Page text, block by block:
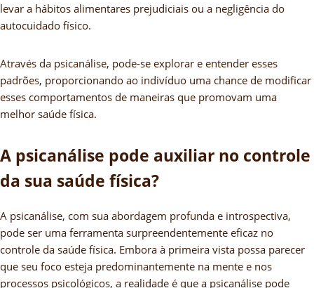
levar a hábitos alimentares prejudiciais ou a negligência do
autocuidado físico.
Através da psicanálise, pode-se explorar e entender esses
padrões, proporcionando ao indivíduo uma chance de modificar
esses comportamentos de maneiras que promovam uma
melhor saúde física.
A psicanálise pode auxiliar no controle
da sua saúde física?
A psicanálise, com sua abordagem profunda e introspectiva,
pode ser uma ferramenta surpreendentemente eficaz no
controle da saúde física. Embora à primeira vista possa parecer
que seu foco esteja predominantemente na mente e nos
processos psicológicos, a realidade é que a psicanálise pode